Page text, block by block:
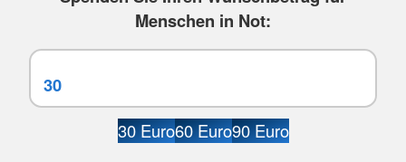
Menschen in Not:
30 Euro60 Euro90 Euro